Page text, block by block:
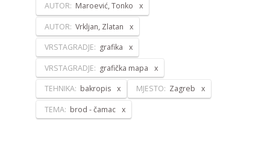
AUTOR: Maroević, Tonko
AUTOR: Vrkljan, Zlatan
VRSTAGRADJE: grafika
VRSTAGRADJE: grafička mapa
TEHNIKA: bakropis MJESTO: Zagreb
TEMA: brod - čamac